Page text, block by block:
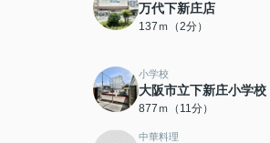
万代下新庄店
137ｍ（2分）
小学校
大阪市立下新庄小学校
877ｍ（11分）
中華料理